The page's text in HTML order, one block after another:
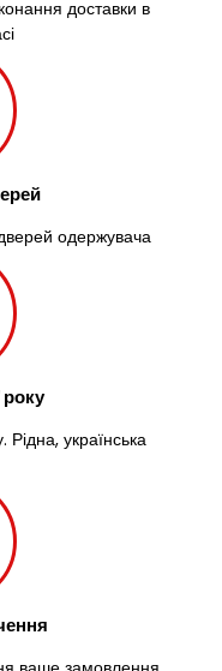
доставки в
одержувача
українська